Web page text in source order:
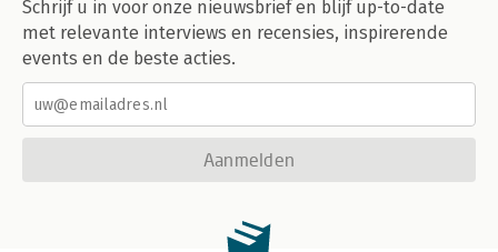
Schrijf u in voor onze nieuwsbrief en blijf up-to-date
met relevante interviews en recensies, inspirerende
events en de beste acties.
Aanmelden